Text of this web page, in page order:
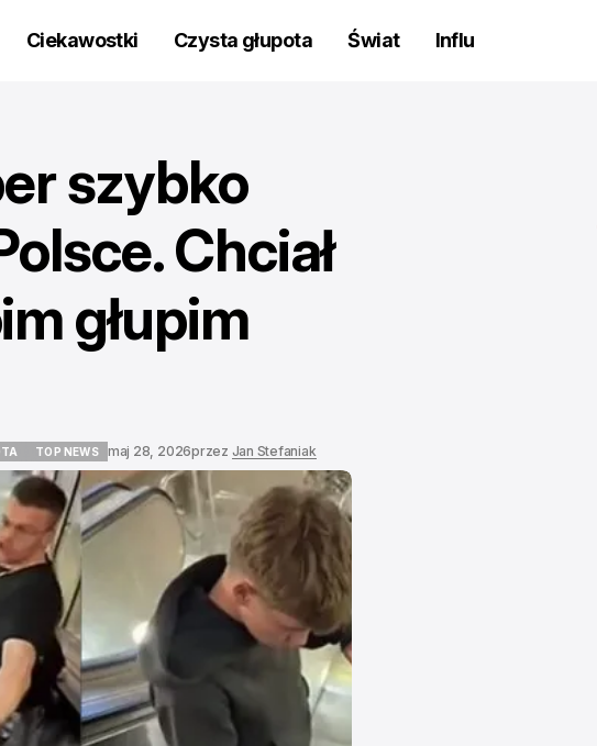
Ciekawostki Czysta głupota Świat Influ
szybko
Chciał
głupim
TOP NEWS maj 28, 2026przez Jan Stefaniak